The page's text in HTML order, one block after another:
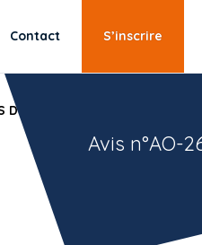
Contact S’inscrire
DE CDC Habitat, CDC Habitat
Avis n°AO-